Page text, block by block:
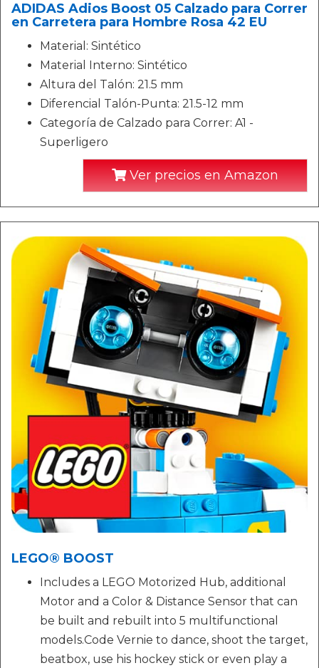
ADIDAS Adios Boost 05 Calzado para Correr
en Carretera para Hombre Rosa 42 EU
Material: Sintético
Material Interno: Sintético
Altura del Talón: 21.5 mm
Diferencial Talón-Punta: 21.5-12 mm
Categoría de Calzado para Correr: A1 -
Superligero
Ver precios en Amazon
LEGO® BOOST
Includes a LEGO Motorized Hub, additional
Motor and a Color & Distance Sensor that can
be built and rebuilt into 5 multifunctional
models.Code Vernie to dance, shoot the target,
beatbox, use his hockey stick or even play a